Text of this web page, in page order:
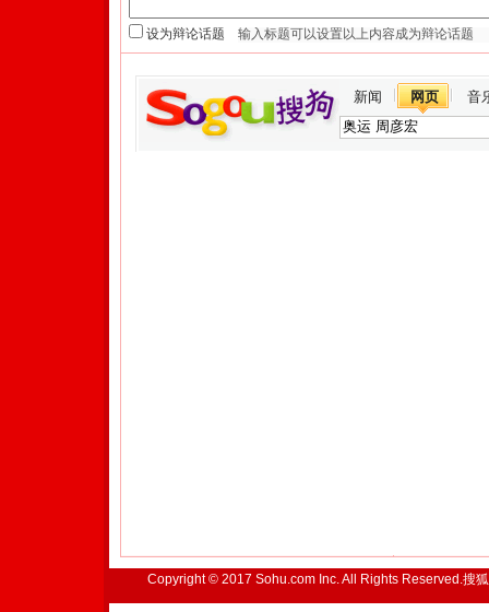
设为辩论话题
新闻 网页 音
Copyright © 2017 Sohu.com Inc. All Rights Reserved.搜